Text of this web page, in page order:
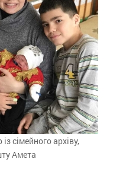
сімейного архіву,
Амета